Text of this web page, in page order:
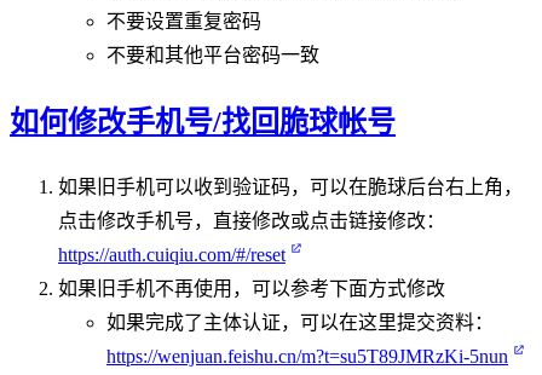
不要设置重复密码
不要和其他平台密码一致
如何修改手机号/找回脆球帐号
如果旧手机可以收到验证码，可以在脆球后台右上角，
点击修改手机号，直接修改或点击链接修改：
https://auth.cuiqiu.com/#/reset​
如果旧手机不再使用，可以参考下面方式修改
如果完成了主体认证，可以在这里提交资料：
https://wenjuan.feishu.cn/m?t=su5T89JMRzKi-5nun​